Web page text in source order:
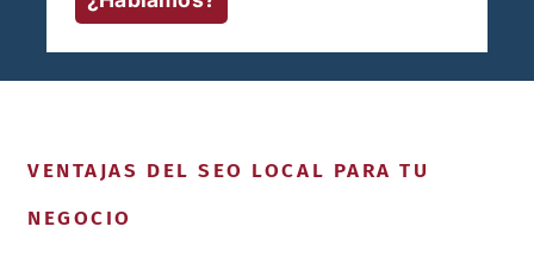
VENTAJAS DEL SEO LOCAL PARA TU
NEGOCIO